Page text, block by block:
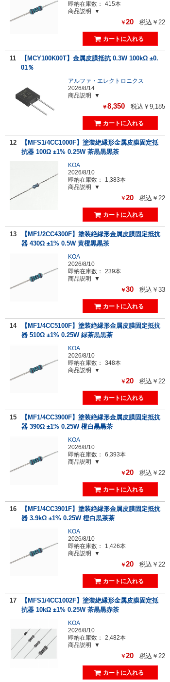
即納在庫数：
415本
商品説明
￥20 税込￥22
11
【MCY100K00T】金属皮膜抵抗 0.3W 100kΩ ±0.
01％
アルファ・エレクトロニクス
2026/8/14
商品説明
￥8,350 税込￥9,185
12
【MFS1/4CC1000F】塗装絶縁形金属皮膜固定抵
抗器 100Ω ±1% 0.25W 茶黒黒黒茶
KOA
2026/8/10
即納在庫数：
1,383本
商品説明
￥20 税込￥22
13
【MF1/2CC4300F】塗装絶縁形金属皮膜固定抵抗
器 430Ω ±1% 0.5W 黄橙黒黒茶
KOA
2026/8/10
即納在庫数：
239本
商品説明
￥30 税込￥33
14
【MF1/4CC5100F】塗装絶縁形金属皮膜固定抵抗
器 510Ω ±1% 0.25W 緑茶黒黒茶
KOA
2026/8/10
即納在庫数：
348本
商品説明
￥20 税込￥22
15
【MF1/4CC3900F】塗装絶縁形金属皮膜固定抵抗
器 390Ω ±1% 0.25W 橙白黒黒茶
KOA
2026/8/10
即納在庫数：
6,393本
商品説明
￥20 税込￥22
16
【MF1/4CC3901F】塗装絶縁形金属皮膜固定抵抗
器 3.9kΩ ±1% 0.25W 橙白黒茶茶
KOA
2026/8/10
即納在庫数：
1,426本
商品説明
￥20 税込￥22
17
【MFS1/4CC1002F】塗装絶縁形金属皮膜固定抵
抗器 10kΩ ±1% 0.25W 茶黒黒赤茶
KOA
2026/8/10
即納在庫数：
2,482本
商品説明
￥20 税込￥22